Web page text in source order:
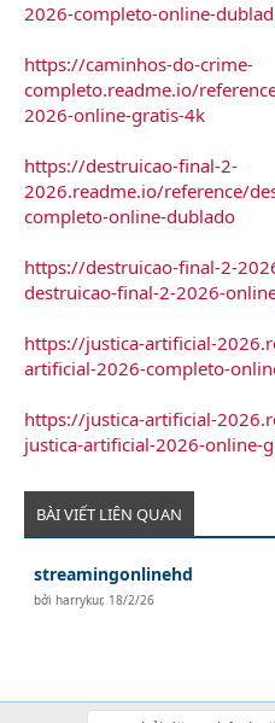
2026-completo-online-
https://caminhos-do-crime-
completo.readme.io/
2026-online-gratis-4k
https://destruicao-final-2-
2026.readme.io/reference/
completo-online-dublado
https://destruicao-final-2-
destruicao-final-2-2026-
https://justica-artificial-
artificial-2026-completo-
https://justica-artificial-
justica-artificial-2026-online-
BÀI VIẾT LIÊN QUAN
streamingonlinehd
bởiharrykur, 18/2/26